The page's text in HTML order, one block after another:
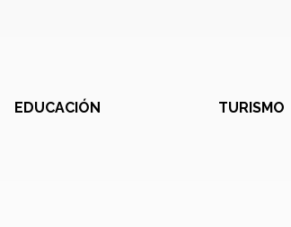
EDUCACIÓN TURISMO